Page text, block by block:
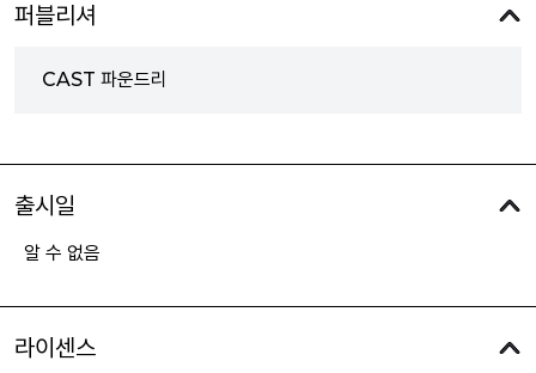
퍼블리셔
CAST 파운드리
출시일
알 수 없음
라이센스